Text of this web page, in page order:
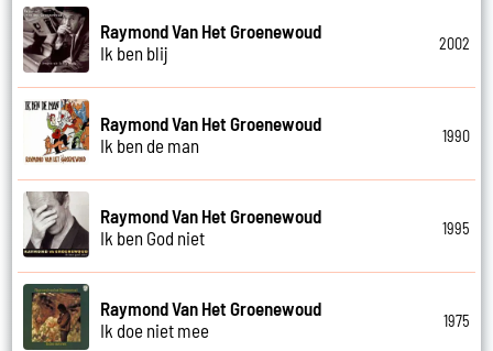
Raymond Van Het Groenewoud
Ik ben blij
2002
Raymond Van Het Groenewoud
Ik ben de man
1990
Raymond Van Het Groenewoud
Ik ben God niet
1995
Raymond Van Het Groenewoud
Ik doe niet mee
1975